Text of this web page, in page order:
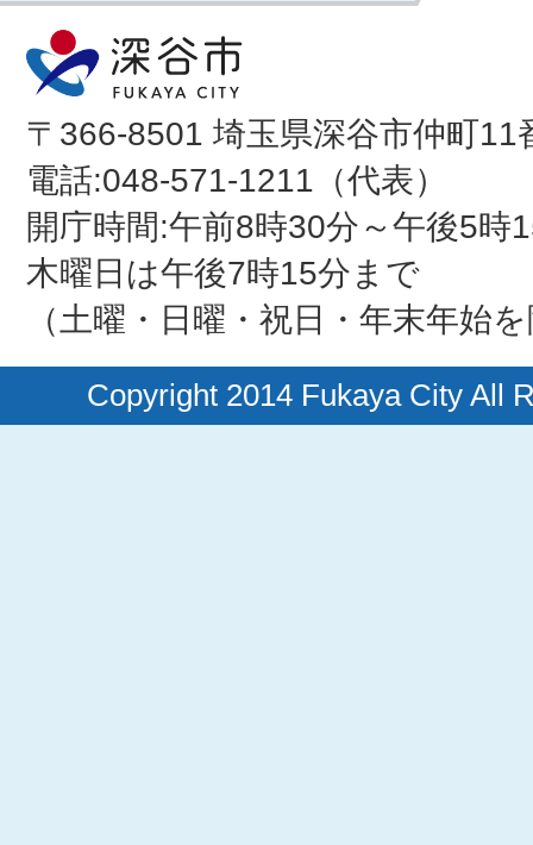
〒366-8501 埼玉県深谷市仲町11
電話:048-571-1211（代表）
開庁時間:午前8時30分～午後5時
木曜日は午後7時15分まで
（土曜・日曜・祝日・年末年始
Copyright 2014 Fukaya City All